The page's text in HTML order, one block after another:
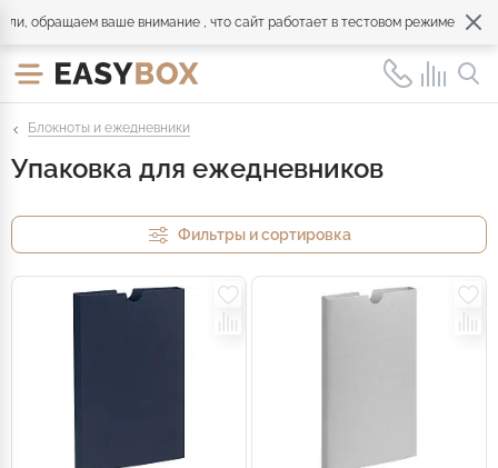
обращаем ваше внимание , что сайт работает в тестовом режиме.
Блокноты и ежедневники
Упаковка для ежедневников
Фильтры и сортировка